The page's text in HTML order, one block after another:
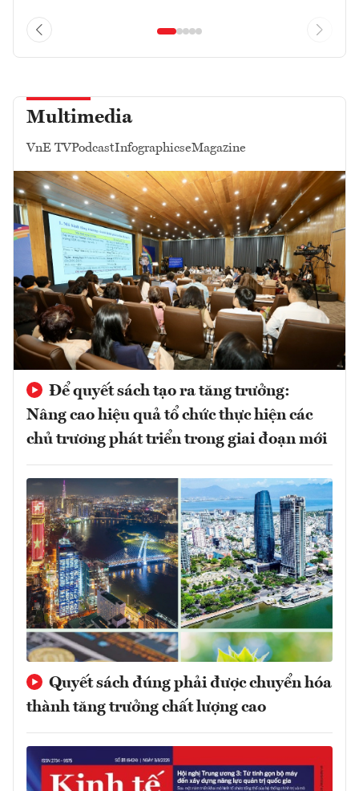
Multimedia
VnE TVPodcastInfographicseMagazine
Để quyết sách tạo ra tăng trưởng:
Nâng cao hiệu quả tổ chức thực hiện các
chủ trương phát triển trong giai đoạn mới
Quyết sách đúng phải được chuyển hóa
thành tăng trưởng chất lượng cao